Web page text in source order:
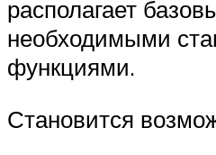
располагает
необходимыми
функциями.
Становится